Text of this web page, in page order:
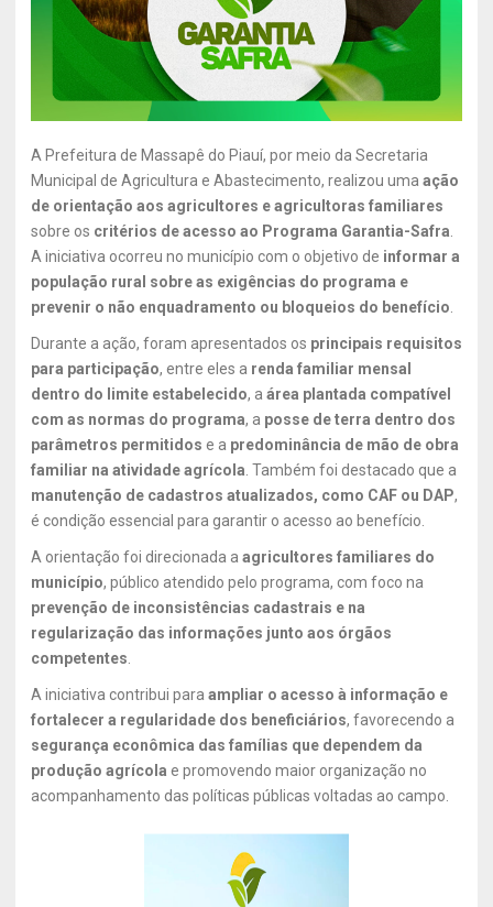
A Prefeitura de Massapê do Piauí, por meio da Secretaria
Municipal de Agricultura e Abastecimento, realizou uma ação
de orientação aos agricultores e agricultoras familiares
sobre os critérios de acesso ao Programa Garantia-Safra
A iniciativa ocorreu no município com o objetivo de informar a
população rural sobre as exigências do programa e
prevenir o não enquadramento ou bloqueios do benefício
Durante a ação, foram apresentados os principais requisitos
para participação, entre eles a renda familiar mensal
dentro do limite estabelecido, a área plantada compatível
com as normas do programa, a posse de terra dentro dos
parâmetros permitidos e a predominância de mão de obra
familiar na atividade agrícola . Também foi destacado que a
manutenção de cadastros atualizados, como CAF ou DAP,
é condição essencial para garantir o acesso ao benefício.
A orientação foi direcionada a agricultores familiares do
município, público atendido pelo programa, com foco na
prevenção de inconsistências cadastrais e na
regularização das informações junto aos órgãos
competentes
A iniciativa contribui para ampliar o acesso à informação e
fortalecer a regularidade dos beneficiários, favorecendo a
segurança econômica das famílias que dependem da
produção agrícola e promovendo maior organização no
acompanhamento das políticas públicas voltadas ao campo.